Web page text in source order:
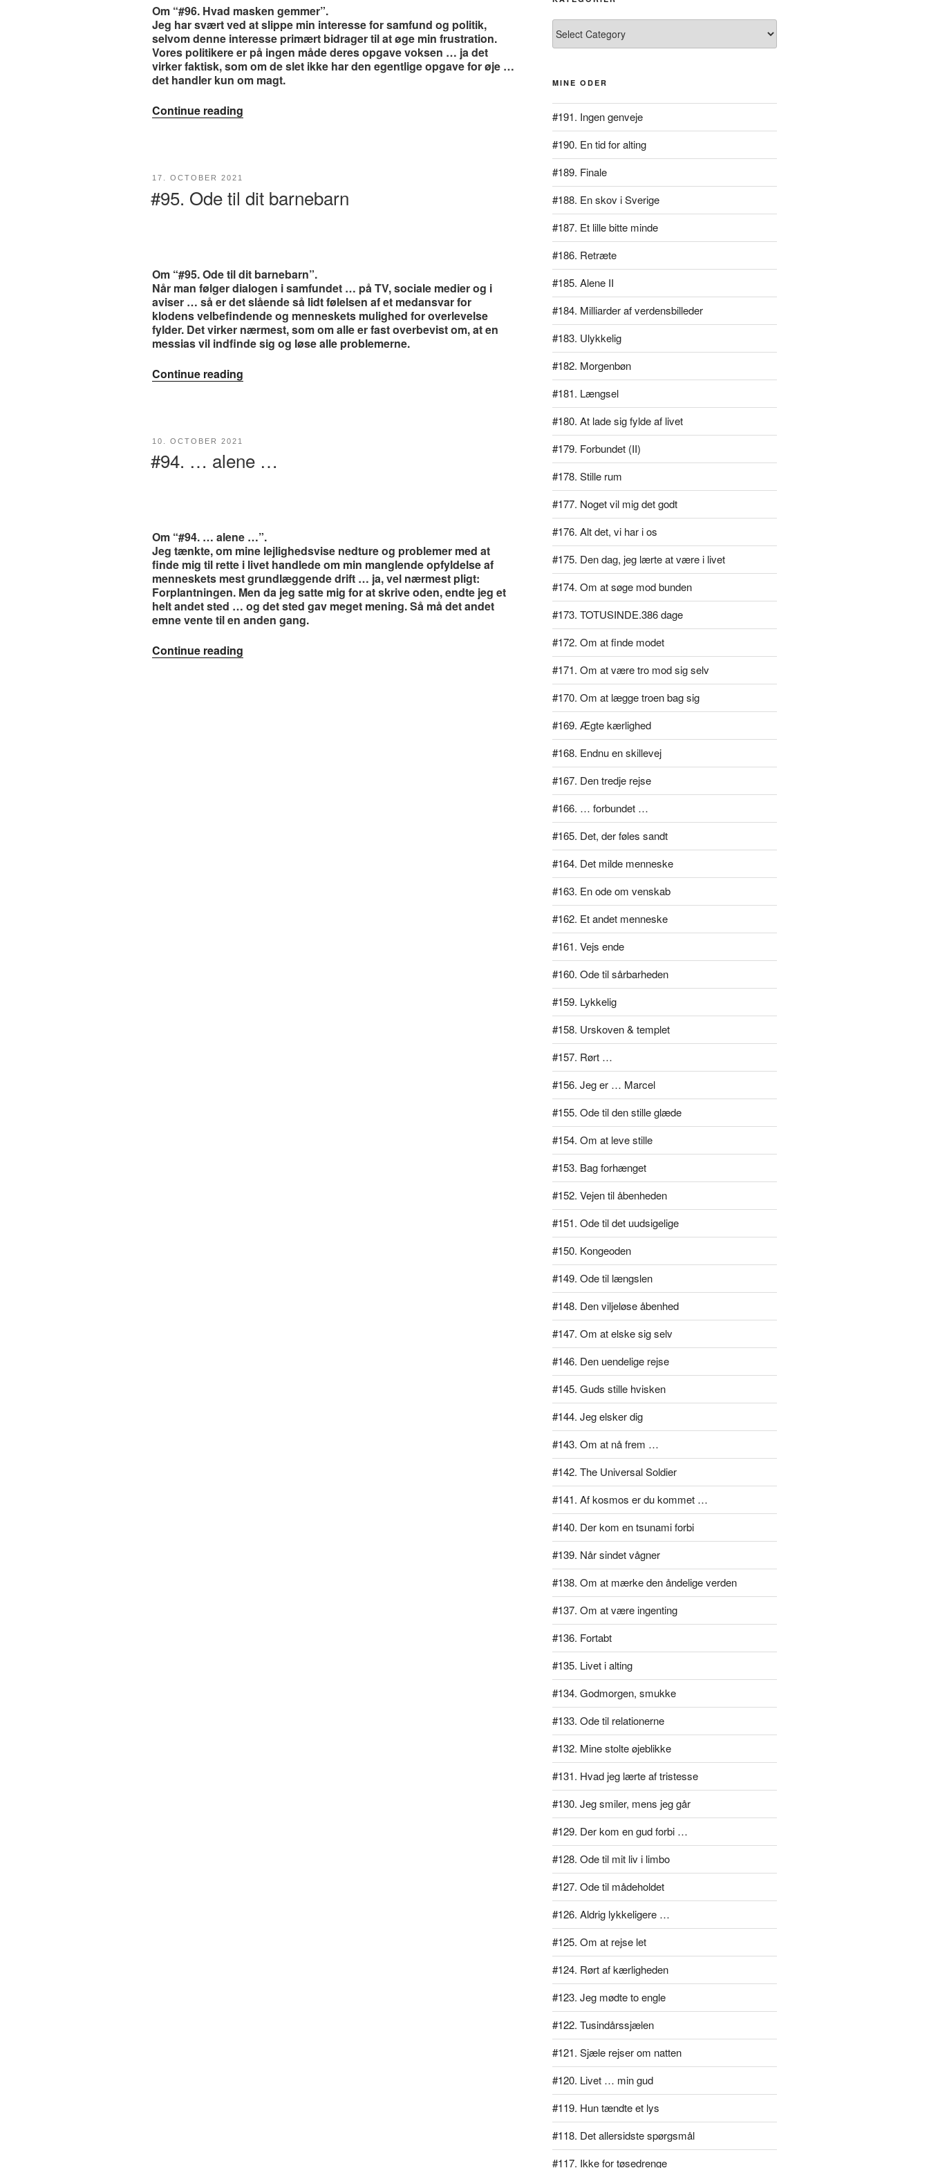
Om “#96. Hvad masken gemmer”.
Jeg har svært ved at slippe min interesse for samfund og politik,
selvom denne interesse primært bidrager til at øge min frustration.
Vores politikere er på ingen måde deres opgave voksen … ja det
virker faktisk, som om de slet ikke har den egentlige opgave for øje …
det handler kun om magt.
Continue reading
Hvad
POSTED
17. OCTOBER 2021
#95. Ode til dit barnebarn
Om “#95. Ode til dit barnebarn”.
Når man følger dialogen i samfundet … på TV, sociale medier og i
aviser … så er det slående så lidt følelsen af et medansvar for
klodens velbefindende og menneskets mulighed for overlevelse
fylder. Det virker nærmest, som om alle er fast overbevist om, at en
messias vil indfinde sig og løse alle problemerne.
Continue reading
Ode
POSTED
10. OCTOBER 2021
#94. … alene …
Om “#94. … alene …”.
Jeg tænkte, om mine lejlighedsvise nedture og problemer med at
finde mig til rette i livet handlede om min manglende opfyldelse af
menneskets mest grundlæggende drift … ja, vel nærmest pligt:
Forplantningen. Men da jeg satte mig for at skrive oden, endte jeg et
helt andet sted … og det sted gav meget mening. Så må det andet
emne vente til en anden gang.
Continue reading
…
MINE ODER
#191. Ingen genveje
#190. En tid for alting
#189. Finale
#188. En skov i Sverige
#187. Et lille bitte minde
#186. Retræte
#185. Alene II
#184. Milliarder af verdensbilleder
#183. Ulykkelig
#182. Morgenbøn
#181. Længsel
#180. At lade sig fylde af livet
#179. Forbundet (II)
#178. Stille rum
#177. Noget vil mig det godt
#176. Alt det, vi har i os
#175. Den dag, jeg lærte at være i livet
#174. Om at søge mod bunden
#173. TOTUSINDE.386 dage
#172. Om at finde modet
#171. Om at være tro mod sig selv
#170. Om at lægge troen bag sig
#169. Ægte kærlighed
#168. Endnu en skillevej
#167. Den tredje rejse
#166. … forbundet …
#165. Det, der føles sandt
#164. Det milde menneske
#163. En ode om venskab
#162. Et andet menneske
#161. Vejs ende
#160. Ode til sårbarheden
#159. Lykkelig
#158. Urskoven & templet
#157. Rørt …
#156. Jeg er … Marcel
#155. Ode til den stille glæde
#154. Om at leve stille
#153. Bag forhænget
#152. Vejen til åbenheden
#151. Ode til det uudsigelige
#150. Kongeoden
#149. Ode til længslen
#148. Den viljeløse åbenhed
#147. Om at elske sig selv
#146. Den uendelige rejse
#145. Guds stille hvisken
#144. Jeg elsker dig
#143. Om at nå frem …
#142. The Universal Soldier
#141. Af kosmos er du kommet …
#140. Der kom en tsunami forbi
#139. Når sindet vågner
#138. Om at mærke den åndelige verden
#137. Om at være ingenting
#136. Fortabt
#135. Livet i alting
#134. Godmorgen, smukke
#133. Ode til relationerne
#132. Mine stolte øjeblikke
#131. Hvad jeg lærte af tristesse
#130. Jeg smiler, mens jeg går
#129. Der kom en gud forbi …
#128. Ode til mit liv i limbo
#127. Ode til mådeholdet
#126. Aldrig lykkeligere …
#125. Om at rejse let
#124. Rørt af kærligheden
#123. Jeg mødte to engle
#122. Tusindårssjælen
#121. Sjæle rejser om natten
#120. Livet … min gud
#119. Hun tændte et lys
#118. Det allersidste spørgsmål
#117. Ikke for tøsedrenge